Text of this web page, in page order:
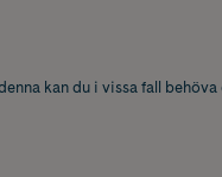
kan du i vissa fall